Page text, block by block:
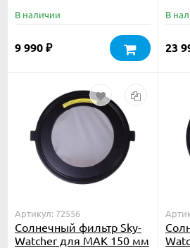
В наличии
9 990 ₽
В
23
Артикул: 72556
Солнечный фильтр Sky-
Watcher для MAK 150 мм